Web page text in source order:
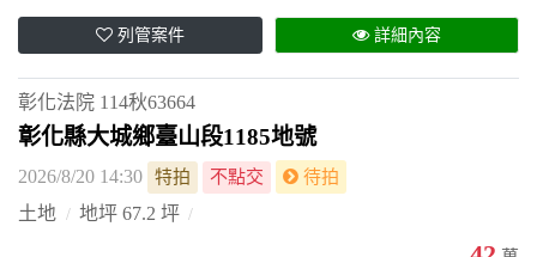
列管案件 詳細內容
彰化法院 114秋63664
彰化縣大城鄉臺山段1185地號
2026/8/20 14:30 特拍 不點交 待拍
土地 地坪 67.2 坪